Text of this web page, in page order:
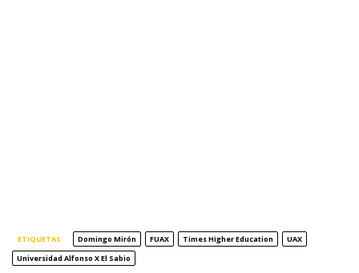
ETIQUETAS Domingo Mirón FUAX Times Higher Education
UAX
Universidad Alfonso X El Sabio